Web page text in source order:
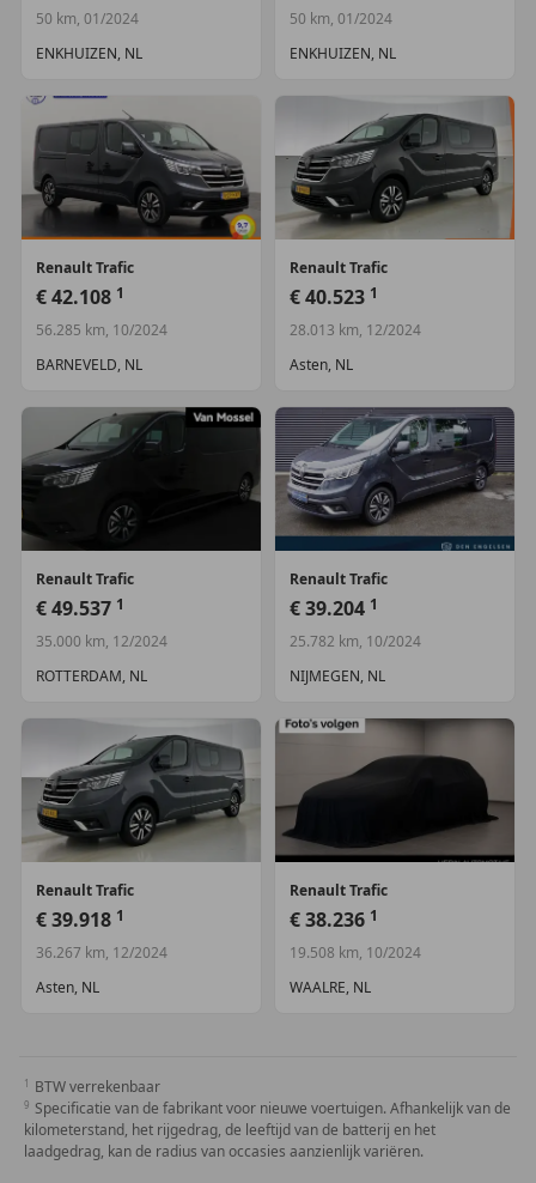
50 km, 01/2024
ENKHUIZEN, NL
50 km, 01/2024
ENKHUIZEN, NL
Renault Trafic
€ 42.108 1
56.285 km, 10/2024
BARNEVELD, NL
RenaultTrafic
€ 40.523 1
28.013 km, 12/2024
Asten, NL
Renault Trafic
€ 49.537 1
35.000 km, 12/2024
ROTTERDAM, NL
RenaultTrafic
€ 39.204 1
25.782 km, 10/2024
NIJMEGEN, NL
Renault Trafic
€ 39.918 1
36.267 km, 12/2024
Asten, NL
RenaultTrafic
€ 38.236 1
19.508 km, 10/2024
WAALRE, NL
BTW verrekenbaar
Specificatie van de fabrikant voor nieuwe voertuigen. Afhankelijk van de
kilometerstand, het rijgedrag, de leeftijd van de batterij en het
laadgedrag, kan de radius van occasies aanzienlijk variëren.